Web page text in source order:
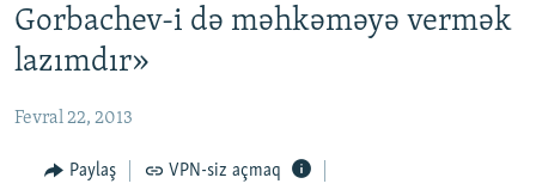
Əsas
naviqasiyaya
qayıt
KORRUPSIOMETR
FƏRQƏ BAX
QANUNI DOĞRU
Gorbachev-i də məhkəməyə vermək
lazımdır»
Fevral 22, 2013
Paylaş VPN-siz açmaq